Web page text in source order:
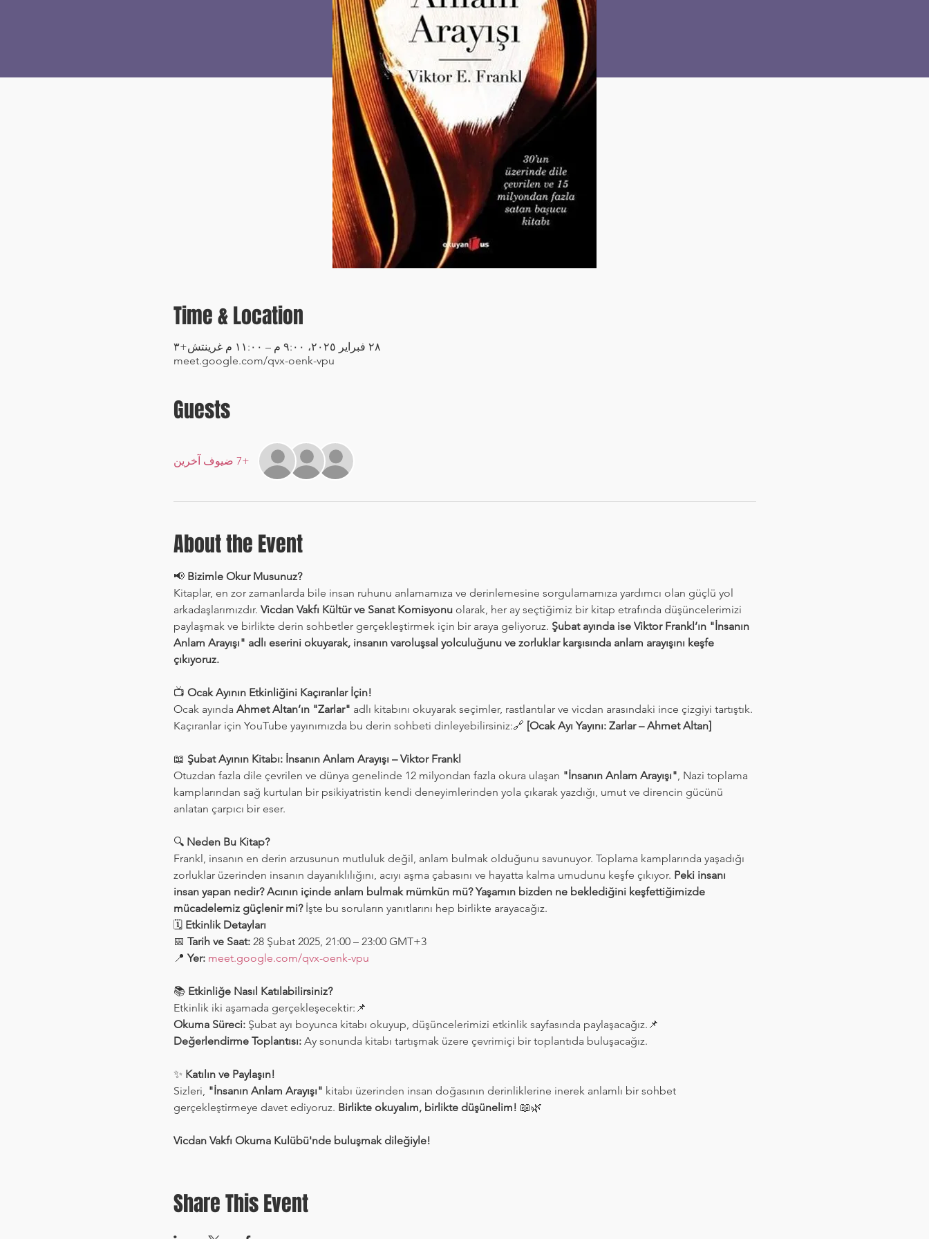
Time & Location
٢٨ فبراير ٢٠٢٥، ٩:٠٠ م – ١١:٠٠ م غرينتش+٣
meet.google.com/qvx-oenk-vpu
Guests
+7 ضيوف آخرين
About the Event
📢 Bizimle Okur Musunuz?
Kitaplar, en zor zamanlarda bile insan ruhunu anlamamıza ve derinlemesine sorgulamamıza yardımcı olan güçlü yol
arkadaşlarımızdır. Vicdan Vakfı Kültür ve Sanat Komisyonu olarak, her ay seçtiğimiz bir kitap etrafında düşüncelerimizi
paylaşmak ve birlikte derin sohbetler gerçekleştirmek için bir araya geliyoruz. Şubat ayında ise Viktor Frankl’ın "İnsanın
Anlam Arayışı" adlı eserini okuyarak, insanın varoluşsal yolculuğunu ve zorluklar karşısında anlam arayışını keşfe
çıkıyoruz.
📺 Ocak Ayının Etkinliğini Kaçıranlar İçin!
Ocak ayında Ahmet Altan’ın "Zarlar" adlı kitabını okuyarak seçimler, rastlantılar ve vicdan arasındaki ince çizgiyi tartıştık.
Kaçıranlar için YouTube yayınımızda bu derin sohbeti dinleyebilirsiniz:🔗 [Ocak Ayı Yayını: Zarlar – Ahmet Altan]
📖 Şubat Ayının Kitabı: İnsanın Anlam Arayışı – Viktor Frankl
Otuzdan fazla dile çevrilen ve dünya genelinde 12 milyondan fazla okura ulaşan "İnsanın Anlam Arayışı", Nazi toplama
kamplarından sağ kurtulan bir psikiyatristin kendi deneyimlerinden yola çıkarak yazdığı, umut ve direncin gücünü
anlatan çarpıcı bir eser.
🔍 Neden Bu Kitap?
Frankl, insanın en derin arzusunun mutluluk değil, anlam bulmak olduğunu savunuyor. Toplama kamplarında yaşadığı
zorluklar üzerinden insanın dayanıklılığını, acıyı aşma çabasını ve hayatta kalma umudunu keşfe çıkıyor. Peki insanı
insan yapan nedir? Acının içinde anlam bulmak mümkün mü? Yaşamın bizden ne beklediğini keşfettiğimizde
mücadelemiz güçlenir mi? İşte bu soruların yanıtlarını hep birlikte arayacağız.
🗓 Etkinlik Detayları
📅 Tarih ve Saat: 28 Şubat 2025, 21:00 – 23:00 GMT+3
📍 Yer: meet.google.com/qvx-oenk-vpu
📚 Etkinliğe Nasıl Katılabilirsiniz?
Etkinlik iki aşamada gerçekleşecektir:📌
Okuma Süreci: Şubat ayı boyunca kitabı okuyup, düşüncelerimizi etkinlik sayfasında paylaşacağız.📌
Değerlendirme Toplantısı: Ay sonunda kitabı tartışmak üzere çevrimiçi bir toplantıda buluşacağız.
✨ Katılın ve Paylaşın!
Sizleri, "İnsanın Anlam Arayışı" kitabı üzerinden insan doğasının derinliklerine inerek anlamlı bir sohbet
gerçekleştirmeye davet ediyoruz. Birlikte okuyalım, birlikte düşünelim! 📖🌿
Vicdan Vakfı Okuma Kulübü'nde buluşmak dileğiyle!
Share This Event